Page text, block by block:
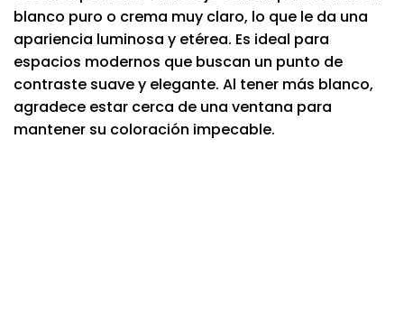
blanco puro o crema muy claro, lo que le da una
apariencia luminosa y etérea. Es ideal para
espacios modernos que buscan un punto de
contraste suave y elegante. Al tener más blanco,
agradece estar cerca de una ventana para
mantener su coloración impecable.